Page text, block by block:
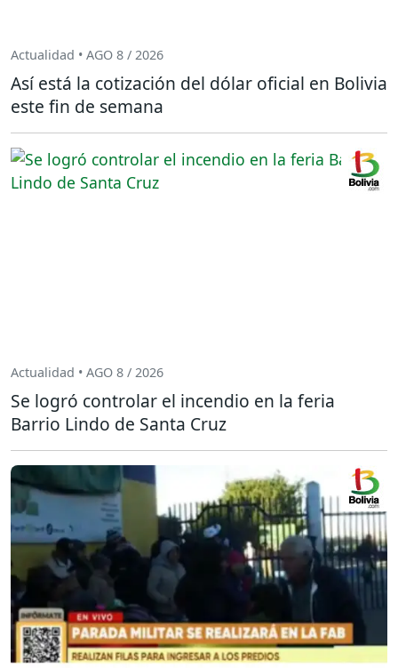
Actualidad • AGO 8 / 2026
Así está la cotización del dólar oficial en Bolivia
este fin de semana
Actualidad • AGO 8 / 2026
Se logró controlar el incendio en la feria
Barrio Lindo de Santa Cruz